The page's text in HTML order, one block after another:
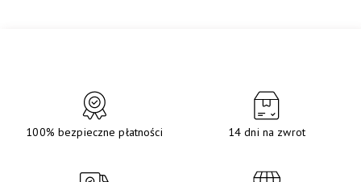
100% bezpieczne płatności 14 dni na zwrot